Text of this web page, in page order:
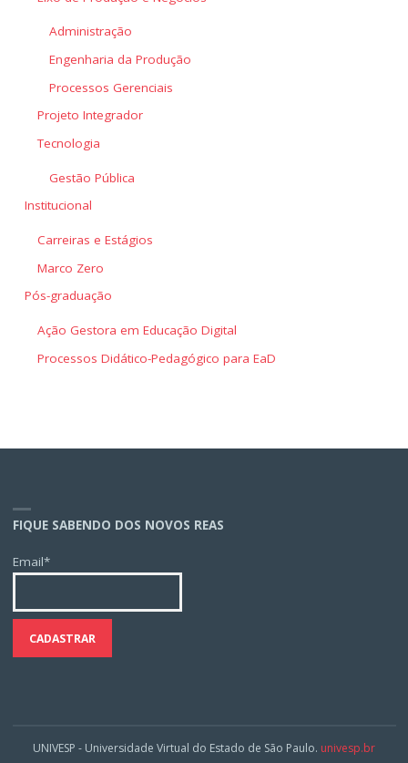
Administração
Engenharia da Produção
Processos Gerenciais
Projeto Integrador
Tecnologia
Gestão Pública
Institucional
Carreiras e Estágios
Marco Zero
Pós-graduação
Ação Gestora em Educação Digital
Processos Didático-Pedagógico para EaD
FIQUE SABENDO DOS NOVOS REAS
Email*
UNIVESP - Universidade Virtual do Estado de São Paulo. univesp.br